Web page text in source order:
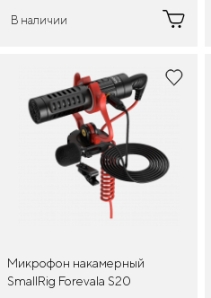
В наличии
Микрофон накамерный
SmallRig Forevala S20